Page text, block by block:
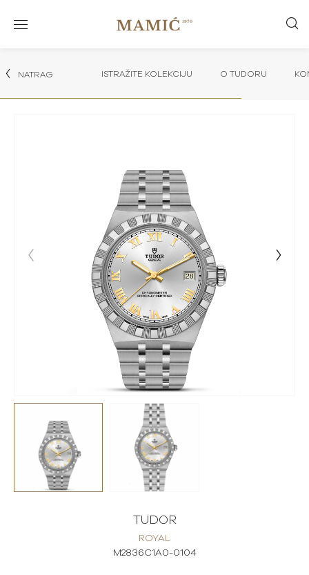
NATRAG ISTRAŽITE KOLEKCIJU O TUDORU
TUDOR
ROYAL
M2836C1A0-0104